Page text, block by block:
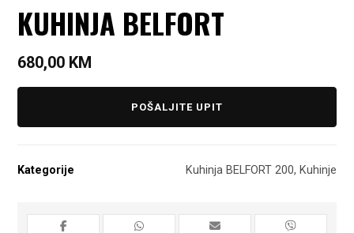
KUHINJA BELFORT
680,00 KM
POŠALJITE UPIT
Kategorije Kuhinja BELFORT 200, Kuhinje